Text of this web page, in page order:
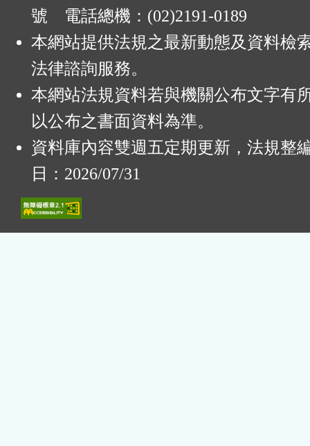
號 電話總機：(02)2191-0189
本網站提供法規之最新動態及資料檢
法律諮詢服務。
本網站法規資料若與機關公布文字有
以公布之書面資料為準。
資料庫內容雙週五定期更新，法規整
日：2026/07/31